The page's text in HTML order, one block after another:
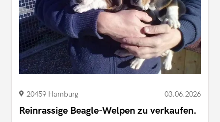
20459 Hamburg 03.06.2026
Reinrassige Beagle-Welpen zu verkaufen.